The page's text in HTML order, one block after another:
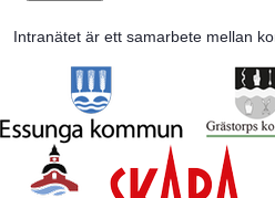
Intranätet är ett samarbete mellan